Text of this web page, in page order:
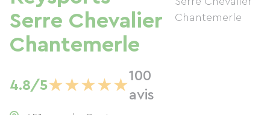
Serre Chevalier
Chantemerle
4.8/5★★★★★
100
avis